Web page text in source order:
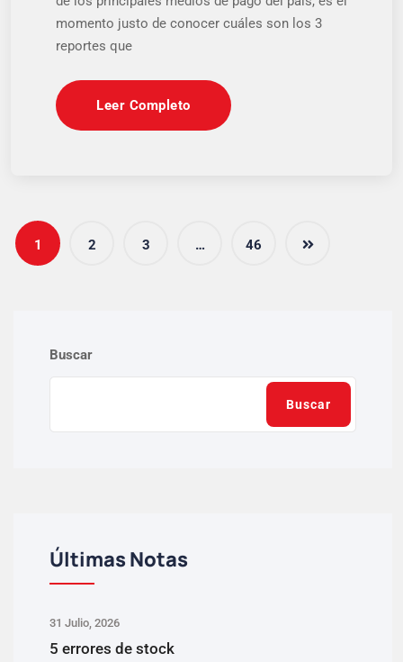
momento justo de conocer cuáles son los 3
reportes que
Leer Completo
1 2 3 … 46
Buscar
Buscar
Últimas Notas
31 Julio, 2026
5 errores de stock